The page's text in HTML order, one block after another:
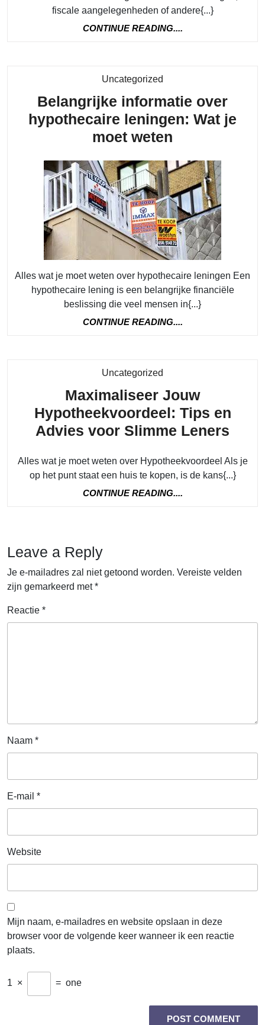
van
en
fiscale aangelegenheden of andere{...}
CONTINUE READING....
Uncategorized
Belangrijke informatie over
hypothecaire leningen: Wat je
moet weten
over
hypothecaire
leningen:
Wat
je
moet
weten
Alles wat je moet weten over hypothecaire leningen Een
hypothecaire lening is een belangrijke financiële
beslissing die veel mensen in{...}
CONTINUE READING....
Uncategorized
Maximaliseer Jouw
Hypotheekvoordeel: Tips en
Advies voor Slimme Leners
Tips
Alles wat je moet weten over Hypotheekvoordeel Als je
op het punt staat een huis te kopen, is de kans{...}
CONTINUE READING....
Leave a Reply
Je e-mailadres zal niet getoond worden. Vereiste velden
zijn gemarkeerd met*
Reactie *
Naam *
E-mail *
Website
Mijn naam, e-mailadres en website opslaan in deze
browser voor de volgende keer wanneer ik een reactie
plaats.
1 × = one